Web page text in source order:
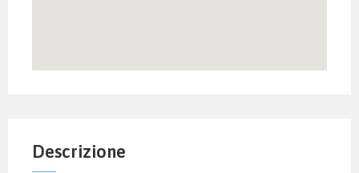
Descrizione